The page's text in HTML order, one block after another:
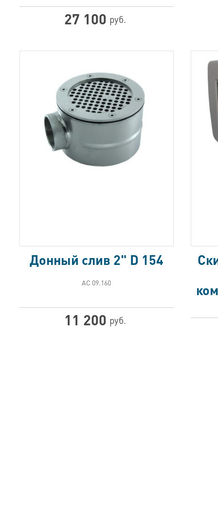
27 100 руб.
Донный слив 2" D 154
АС 09.160
11 200 руб.